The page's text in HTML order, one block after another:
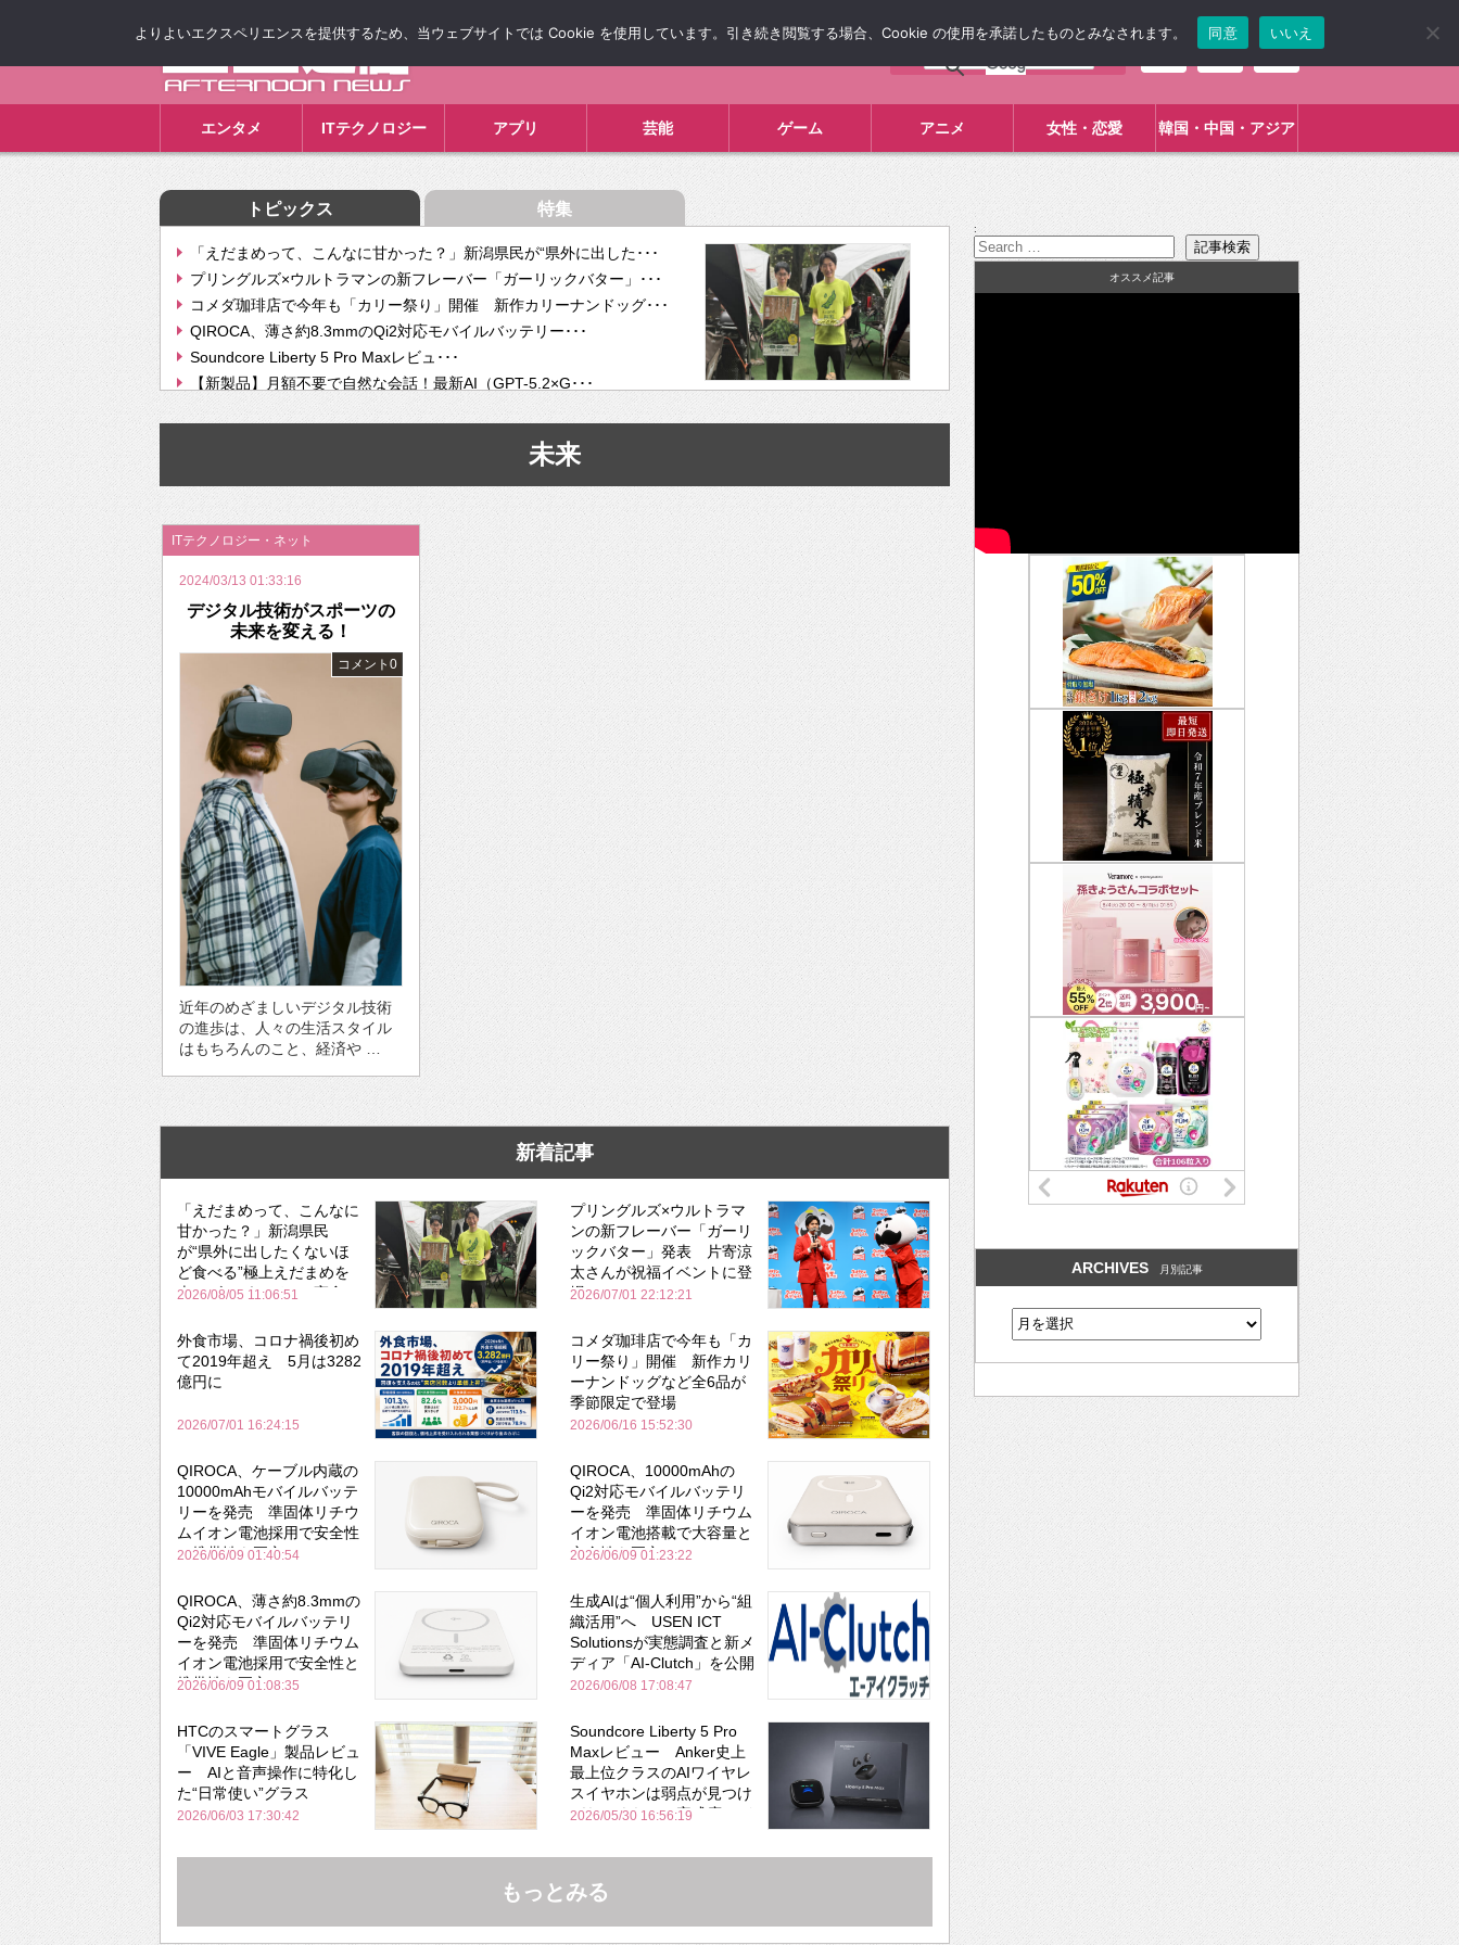
エンタメ ITテクノロジー アプリ 芸能 ゲーム アニメ 女性・恋愛 韓国・中国・アジア
トピックス 特集
「えだまめって、こんなに甘かった？」新潟県民が“県外に出した･･･
プリングルズ×ウルトラマンの新フレーバー「ガーリックバター」･･･
コメダ珈琲店で今年も「カリー祭り」開催 新作カリーナンドッグ･･･
QIROCA、薄さ約8.3mmのQi2対応モバイルバッテリー･･･
Soundcore Liberty 5 Pro Maxレビュ･･･
【新製品】月額不要で自然な会話！最新AI（GPT-5.2×G･･･
【次世代の没入感と生産性】VITURE Luma Ultra･･･
挫折率8割の壁をAIで突破。ジャストシステム、”自分が今話し･･･
2026年のバレンタインは「自分で作って、想いを渡す」 TE･･･
未来
ITテクノロジー・ネット
2024/03/13 01:33:16
デジタル技術がスポーツの
未来を変える！
コメント0
近年のめざましいデジタル技術
の進歩は、人々の生活スタイル
はもちろんのこと、経済や …
新着記事
「えだまめって、こんなに
甘かった？」新潟県民
が“県外に出したくないほ
ど食べる”極上えだまめを
森のビアガーデンで実食
2026/08/05 11:06:51
プリングルズ×ウルトラマ
ンの新フレーバー「ガーリ
ックバター」発表 片寄涼
太さんが祝福イベントに登
場
2026/07/01 22:12:21
外食市場、コロナ禍後初め
て2019年超え 5月は3282
億円に
2026/07/01 16:24:15
コメダ珈琲店で今年も「カ
リー祭り」開催 新作カリ
ーナンドッグなど全6品が
季節限定で登場
2026/06/16 15:52:30
QIROCA、ケーブル内蔵の
10000mAhモバイルバッテ
リーを発売 準固体リチウ
ムイオン電池採用で安全性
と携帯性を両立
2026/06/09 01:40:54
QIROCA、10000mAhの
Qi2対応モバイルバッテリ
ーを発売 準固体リチウム
イオン電池搭載で大容量と
安全性を両立
2026/06/09 01:23:22
QIROCA、薄さ約8.3mmの
Qi2対応モバイルバッテリ
ーを発売 準固体リチウム
イオン電池採用で安全性と
携帯性を両立
2026/06/09 01:08:35
生成AIは“個人利用”から“組
織活用”へ USEN ICT
Solutionsが実態調査と新メ
ディア「AI-Clutch」を公開
2026/06/08 17:08:47
HTCのスマートグラス
「VIVE Eagle」製品レビュ
ー AIと音声操作に特化し
た“日常使い”グラス
2026/06/03 17:30:42
Soundcore Liberty 5 Pro
Maxレビュー Anker史上
最上位クラスのAIワイヤレ
スイヤホンは弱点が見つけ
づらいくらいの完成度にび
Bose並み
2026/05/30 16:56:19
もっとみる
:
オススメ記事
ARCHIVES 月別記事
よりよいエクスペリエンスを提供するため、当ウェブサイトでは Cookie を使用しています。引き続き閲覧する場合、Cookie の使用を承諾したものとみなされます。 同意 いいえ